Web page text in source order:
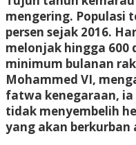
mengering. Populasi
persen sejak 2016.
melonjak hingga 600
minimum bulanan
Mohammed VI,
fatwa kenegaraan,
tidak menyembelih
yang akan berkurban